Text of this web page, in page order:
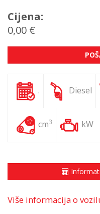
Cijena:
0,00 €
. Diesel
cm3 kW
Više informacija o